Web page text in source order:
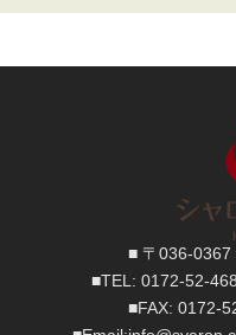
■ 〒036-0367
■TEL: 0172-52-
■FAX: 0172-